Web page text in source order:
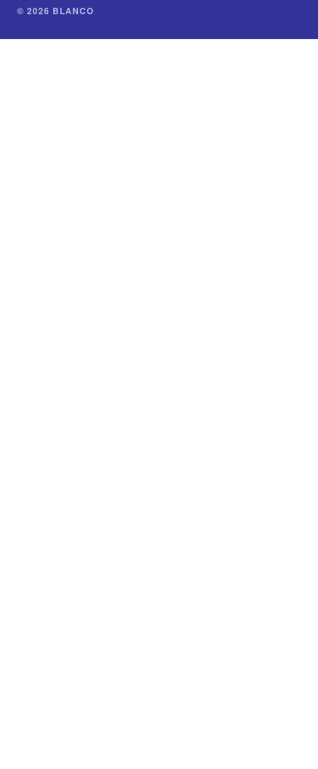
© 2026 BLANCO